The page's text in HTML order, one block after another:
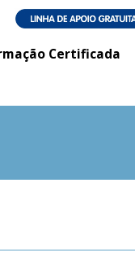
Certificada